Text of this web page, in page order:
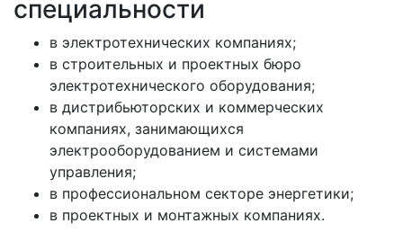
специальности
в электротехнических компаниях;
в строительных и проектных бюро
электротехнического оборудования;
в дистрибьюторских и коммерческих
компаниях, занимающихся
электрооборудованием и системами
управления;
в профессиональном секторе энергетики;
в проектных и монтажных компаниях.